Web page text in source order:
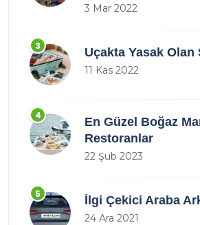
3 Mar 2022
3 Uçakta Yasak Olan
11 Kas 2022
4
En Güzel Boğaz
Restoranlar
22 Şub 2023
5 İlgi Çekici Araba
24 Ara 2021